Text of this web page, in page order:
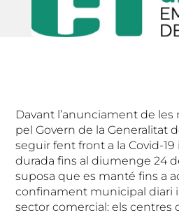
Davant l’anunciament de
pel Govern de la Generalitat
seguir fent front a la Covid-
durada fins al diumenge 24
suposa que es manté fins a
confinament municipal diari
sector comercial: els centres